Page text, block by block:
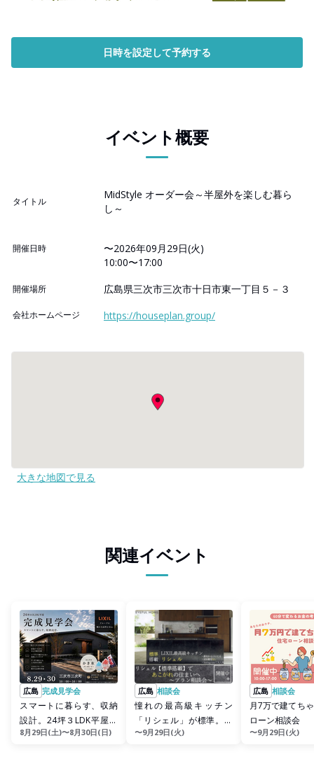
日時を設定して予約する
イベント概要
タイトル
MidStyle オーダー会～半屋外を楽しむ暮ら
し～
開催日時
〜2026年09月29日(火)
10:00〜17:00
開催場所 広島県三次市三次市十日市東一丁目５－３
会社ホームページ https://houseplan.group/
大きな地図で見る
関連イベント
広島 完成見学会
スマートに暮らす、収納
設計。24坪３LDK平屋完
成見学会
8月29日(土)〜8月30日(日)
広島 相談会
憧れの最高級キッチン
「リシェル」が標準。贅
沢な家
〜9月29日(火)
広島 相談会
月7万で建てち
ローン相談会
〜9月29日(火)